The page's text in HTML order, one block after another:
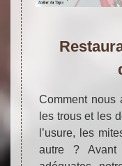
Comment nous
les trous et les
l’usure, les
autre ? Avant